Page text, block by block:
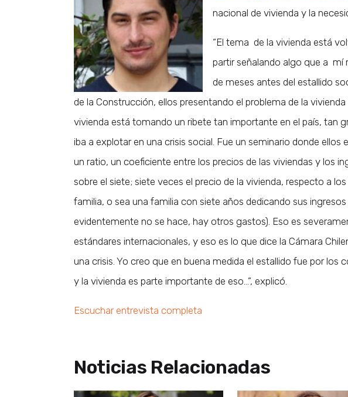
nacional de vivienda y la
“El tema de la vivienda está
partir señalando algo que a mí
de meses antes del estallido
de la Construcción, ellos presentando el problema de la
vivienda está tomando un ribete tan importante en el país, tan
iba a explotar en una crisis social. Fue un seminario donde ellos
un ratio, un coeficiente entre los precios de las viviendas y los
sobre el siete; siete veces el precio de la vivienda, respecto a
familia, o sea una familia con siete años dedicando sus
evidentemente no se hace, hay otros gastos). Eso es
estándares internacionales, y eso es lo que dice la Cámara
una crisis. Yo creo que en buena medida el estallido fue por los
y la vivienda es parte importante de eso…”, explicó.
Escuchar entrevista completa
Noticias Relacionadas